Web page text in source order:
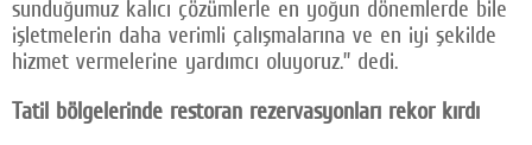
sunduğumuz kalıcı çözümlerle en yoğun dönemlerde bile
işletmelerin daha verimli çalışmalarına ve en iyi şekilde
hizmet vermelerine yardımcı oluyoruz.” dedi.
Tatil bölgelerinde restoran rezervasyonları rekor kırdı